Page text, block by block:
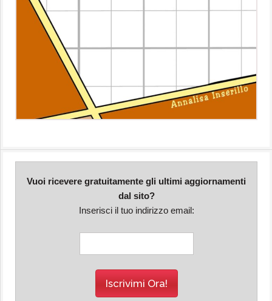
Vuoi ricevere gratuitamente gli ultimi aggiornamenti
dal sito?
Inserisci il tuo indirizzo email: